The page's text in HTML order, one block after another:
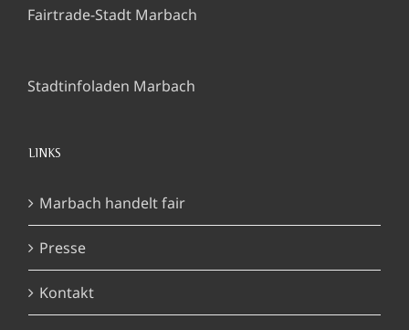
Fairtrade-Stadt Marbach
Stadtinfoladen Marbach
LINKS
Marbach handelt fair
Presse
Kontakt